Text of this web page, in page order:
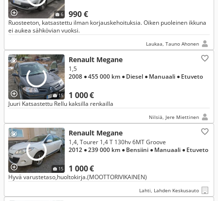
6 990 €
Ruosteeton, katsastettu ilman korjauskehoituksia. Oiken puoleinen ikkuna
ei aukea sähkövian vuoksi.
Laukaa, Tauno Ahonen
15
Renault Megane
1 000 €
1,5
2008 ● 455 000 km ● Diesel ● Manuaali ● Etuveto
Juuri Katsastettu Rellu kaksilla renkailla
Nilsiä, Jere Miettinen
15
Renault Megane
1 000 €
1,4, Tourer 1,4 T 130hv 6MT Groove
2012 ● 239 000 km ● Bensiini ● Manuaali ● Etuveto
Hyvä varustetaso,huoltokirja.(MOOTTORIVIKAINEN)
Lahti, Lahden Keskusauto